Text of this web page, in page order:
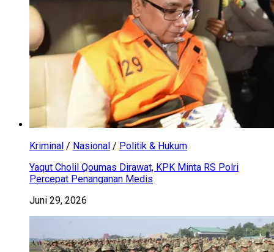
Kriminal / Nasional / Politik & Hukum
Yaqut Cholil Qoumas Dirawat, KPK Minta RS Polri
Percepat Penanganan Medis
Juni 29, 2026